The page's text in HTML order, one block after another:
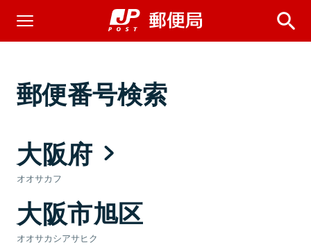
郵便番号検索
大阪府
オオサカフ
大阪市旭区
オオサカシアサヒク